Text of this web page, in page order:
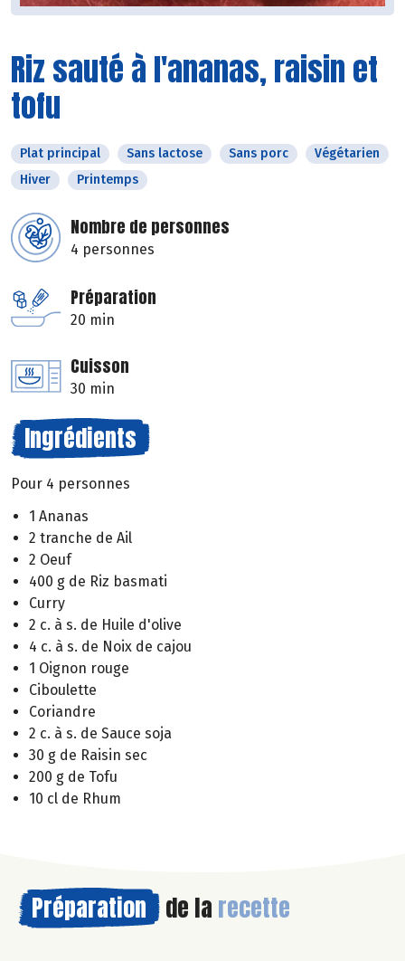
Riz sauté à l'ananas, raisin et
tofu
Plat principal Sans lactose Sans porc
Végétarien
Hiver
Printemps
Nombre de personnes
4 personnes
Préparation
20 min
Cuisson
30 min
Ingrédients
Pour 4 personnes
1 Ananas
2 tranche de Ail
2 Oeuf
400 g de Riz basmati
Curry
2 c. à s. de Huile d'olive
4 c. à s. de Noix de cajou
1 Oignon rouge
Ciboulette
Coriandre
2 c. à s. de Sauce soja
30 g de Raisin sec
200 g de Tofu
10 cl de Rhum
Préparation de la recette